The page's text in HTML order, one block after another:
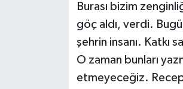
Burası bizim
göç aldı, verdi.
şehrin insanı. Katkı
O zaman bunları
etmeyeceğiz.